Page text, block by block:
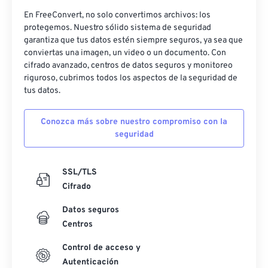
En FreeConvert, no solo convertimos archivos: los
protegemos. Nuestro sólido sistema de seguridad
garantiza que tus datos estén siempre seguros, ya sea que
conviertas una imagen, un video o un documento. Con
cifrado avanzado, centros de datos seguros y monitoreo
riguroso, cubrimos todos los aspectos de la seguridad de
tus datos.
Conozca más sobre nuestro compromiso con la
seguridad
SSL/TLS
Cifrado
Datos seguros
Centros
Control de acceso y
Autenticación